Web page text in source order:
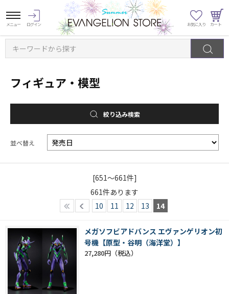
キーワードから探す
フィギュア・模型
絞り込み検索
並べ替え
[651～661件]
661件あります
10
11 12 13 14
メガソフビアドバンス エヴァンゲリオン初
号機【原型・谷明（海洋堂）】
27,280円